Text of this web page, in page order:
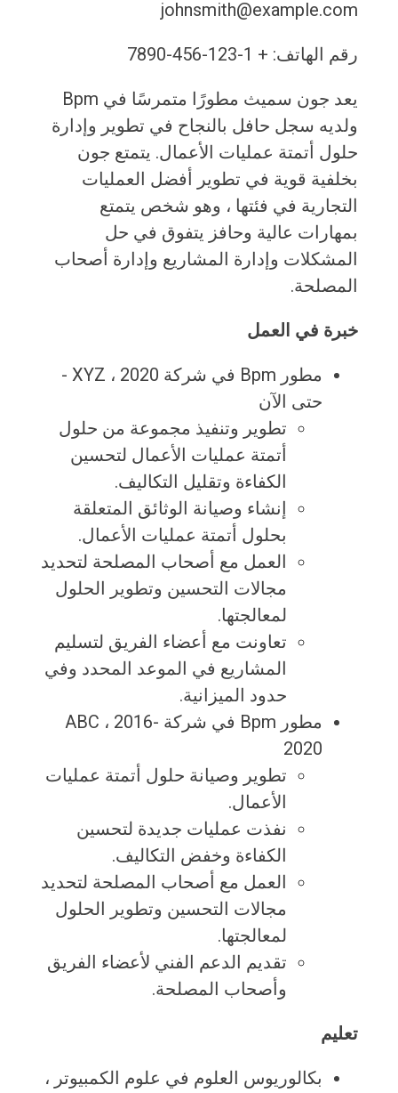
johnsmith@example.com
رقم الهاتف: + 1-123-456-7890
يعد جون سميث مطورًا متمرسًا في Bpm
ولديه سجل حافل بالنجاح في تطوير وإدارة
حلول أتمتة عمليات الأعمال. يتمتع جون
بخلفية قوية في تطوير أفضل العمليات
التجارية في فئتها ، وهو شخص يتمتع
بمهارات عالية وحافز يتفوق في حل
المشكلات وإدارة المشاريع وإدارة أصحاب
المصلحة.
خبرة في العمل
مطور Bpm في شركة XYZ ، 2020 -
حتى الآن
تطوير وتنفيذ مجموعة من حلول
أتمتة عمليات الأعمال لتحسين
الكفاءة وتقليل التكاليف.
إنشاء وصيانة الوثائق المتعلقة
بحلول أتمتة عمليات الأعمال.
العمل مع أصحاب المصلحة لتحديد
مجالات التحسين وتطوير الحلول
لمعالجتها.
تعاونت مع أعضاء الفريق لتسليم
المشاريع في الموعد المحدد وفي
حدود الميزانية.
مطور Bpm في شركة ABC ، ​​2016-
2020
تطوير وصيانة حلول أتمتة عمليات
الأعمال.
نفذت عمليات جديدة لتحسين
الكفاءة وخفض التكاليف.
العمل مع أصحاب المصلحة لتحديد
مجالات التحسين وتطوير الحلول
لمعالجتها.
تقديم الدعم الفني لأعضاء الفريق
وأصحاب المصلحة.
تعليم
بكالوريوس العلوم في علوم الكمبيوتر ،